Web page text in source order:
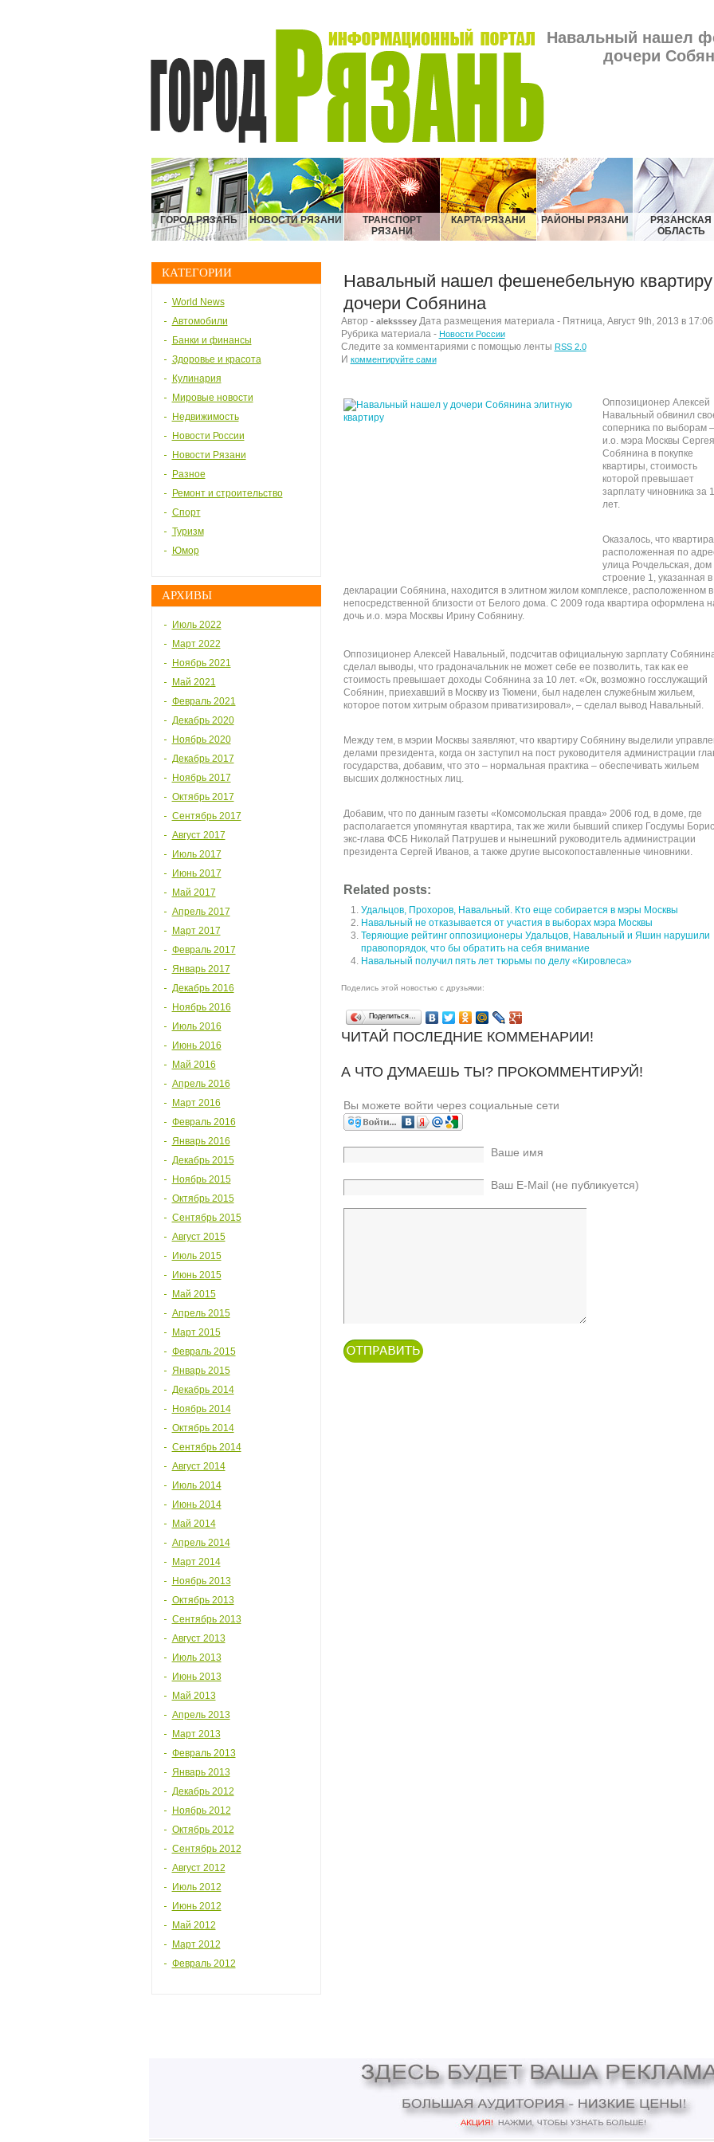
Навальный нашел
дочери
ГОРОД РЯЗАНЬ НОВОСТИ РЯЗАНИ
ТРАНСПОРТ
РЯЗАНИ
КАРТА РЯЗАНИ РАЙОНЫ РЯЗАНИ
РЯЗАНСКАЯ
ОБЛАСТЬ
КАТЕГОРИИ
World News
Автомобили
Банки и финансы
Здоровье и красота
Кулинария
Мировые новости
Недвижимость
Новости России
Новости Рязани
Разное
Ремонт и строительство
Спорт
Туризм
Юмор
АРХИВЫ
Июль 2022
Март 2022
Ноябрь 2021
Май 2021
Февраль 2021
Декабрь 2020
Ноябрь 2020
Декабрь 2017
Ноябрь 2017
Октябрь 2017
Сентябрь 2017
Август 2017
Июль 2017
Июнь 2017
Май 2017
Апрель 2017
Март 2017
Февраль 2017
Январь 2017
Декабрь 2016
Ноябрь 2016
Июль 2016
Июнь 2016
Май 2016
Апрель 2016
Март 2016
Февраль 2016
Январь 2016
Декабрь 2015
Ноябрь 2015
Октябрь 2015
Сентябрь 2015
Август 2015
Июль 2015
Июнь 2015
Май 2015
Апрель 2015
Март 2015
Февраль 2015
Январь 2015
Декабрь 2014
Ноябрь 2014
Октябрь 2014
Сентябрь 2014
Август 2014
Июль 2014
Июнь 2014
Май 2014
Апрель 2014
Март 2014
Ноябрь 2013
Октябрь 2013
Сентябрь 2013
Август 2013
Июль 2013
Июнь 2013
Май 2013
Апрель 2013
Март 2013
Февраль 2013
Январь 2013
Декабрь 2012
Ноябрь 2012
Октябрь 2012
Сентябрь 2012
Август 2012
Июль 2012
Июнь 2012
Май 2012
Март 2012
Февраль 2012
Навальный нашел фешенебельную
дочери Собянина
Автор - alekssseyДата размещения материала - Пятница, Август 9th, 2013 в 17:06
Рубрика материала - Новости России
Следите за комментариями с помощью ленты RSS 2.0
И комментируйте сами
Оппозиционер Алексей
Навальный обвинил
соперника по выборам –
и.о. мэра Москвы Сергея
Собянина в покупке
квартиры, стоимость
которой превышает
зарплату чиновника за
лет.
Оказалось, что
расположенная по
улица Рочдельская, дом
строение 1, указанная в
декларации Собянина, находится в элитном жилом комплексе, расположенном в
непосредственной близости от Белого дома. С 2009 года квартира оформлена
дочь и.о. мэра Москвы Ирину Собянину.
Оппозиционер Алексей Навальный, подсчитав официальную зарплату
сделал выводы, что градоначальник не может себе ее позволить, так как ее
стоимость превышает доходы Собянина за 10 лет. «Ок, возможно госслужащий
Собянин, приехавший в Москву из Тюмени, был наделен служебным жильем,
которое потом хитрым образом приватизировал», – сделал вывод Навальный.
Между тем, в мэрии Москвы заявляют, что квартиру Собянину выделили
делами президента, когда он заступил на пост руководителя администрации
государства, добавим, что это – нормальная практика – обеспечивать жильем
высших должностных лиц.
Добавим, что по данным газеты «Комсомольская правда» 2006 год, в доме, где
располагается упомянутая квартира, так же жили бывший спикер Госдумы
экс-глава ФСБ Николай Патрушев и нынешний руководитель администрации
президента Сергей Иванов, а также другие высокопоставленные чиновники.
Related posts:
Удальцов, Прохоров, Навальный. Кто еще собирается в мэры Москвы
Навальный не отказывается от участия в выборах мэра Москвы
Теряющие рейтинг оппозиционеры Удальцов, Навальный и Яшин нарушили
правопорядок, что бы обратить на себя внимание
Навальный получил пять лет тюрьмы по делу «Кировлеса»
Поделись этой новостью с друзьями:
Поделиться…
ЧИТАЙ ПОСЛЕДНИЕ КОММЕНАРИИ!
А ЧТО ДУМАЕШЬ ТЫ? ПРОКОММЕНТИРУЙ!
Вы можете войти через социальные сети
Ваше имя
Ваш E-Mail (не публикуется)